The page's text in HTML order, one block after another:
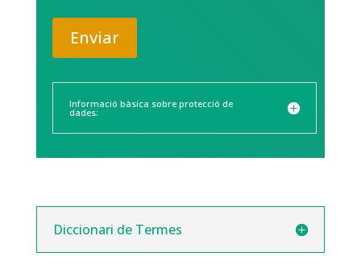
Informació bàsica sobre protecció de
dades:
Diccionari de Termes